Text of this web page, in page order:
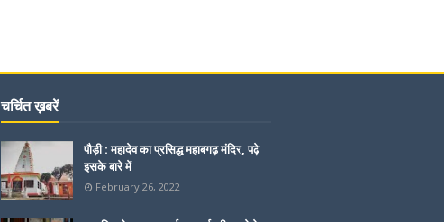
चर्चित ख़बरें
पौड़ी : महादेव का प्रसिद्ध महाबगढ़ मंदिर, पढ़े
इसके बारे में
February 26, 2022